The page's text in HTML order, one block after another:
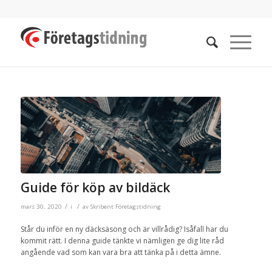
Guide för köp av bildäck
mars 30, 2020 / i / av Skribent Företagstidning
Står du inför en ny däcksäsong och är villrådig? Isåfall har du
kommit rätt. I denna guide tänkte vi nämligen ge dig lite råd
angående vad som kan vara bra att tänka på i detta ämne.